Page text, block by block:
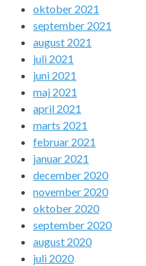
oktober 2021
september 2021
august 2021
juli 2021
juni 2021
maj 2021
april 2021
marts 2021
februar 2021
januar 2021
december 2020
november 2020
oktober 2020
september 2020
august 2020
juli 2020